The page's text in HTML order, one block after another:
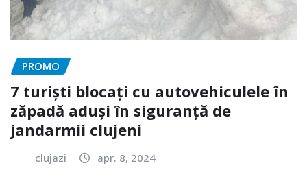
PROMO
7 turiști blocați cu autovehiculele în
zăpadă aduși în siguranță de
jandarmii clujeni
clujazi apr. 8, 2024